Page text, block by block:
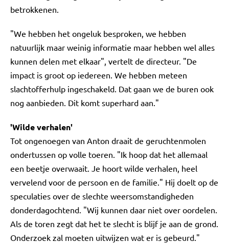
betrokkenen.
"We hebben het ongeluk besproken, we hebben
natuurlijk maar weinig informatie maar hebben wel alles
kunnen delen met elkaar", vertelt de directeur. "De
impact is groot op iedereen. We hebben meteen
slachtofferhulp ingeschakeld. Dat gaan we de buren ook
nog aanbieden. Dit komt superhard aan."
'Wilde verhalen'
Tot ongenoegen van Anton draait de geruchtenmolen
ondertussen op volle toeren. "Ik hoop dat het allemaal
een beetje overwaait. Je hoort wilde verhalen, heel
vervelend voor de persoon en de familie." Hij doelt op de
speculaties over de slechte weersomstandigheden
donderdagochtend. "Wij kunnen daar niet over oordelen.
Als de toren zegt dat het te slecht is blijf je aan de grond.
Onderzoek zal moeten uitwijzen wat er is gebeurd."